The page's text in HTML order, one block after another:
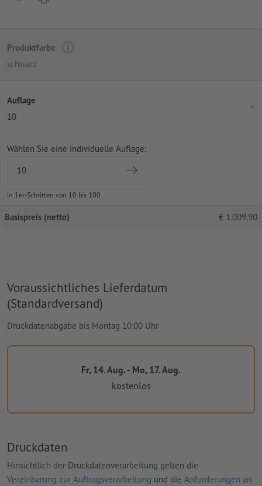
Produktfarbe
schwarz
Auflage
10
Wählen Sie eine individuelle Auflage:
in 1er-Schritten von 10 bis 100
Basispreis (netto) € 1.009,90
Voraussichtliches Lieferdatum
(Standardversand)
Druckdatenabgabe bis Montag 10:00 Uhr
Fr, 14. Aug. - Mo, 17. Aug.
kostenlos
Druckdaten
Hinsichtlich der Druckdatenverarbeitung gelten die
Vereinbarung zur Auftragsverarbeitung und die Anforderungen an